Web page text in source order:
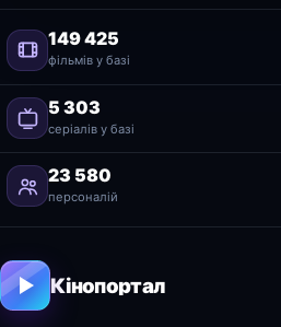
149 425
фільмів у базі
5 303
серіалів у базі
23 580
персоналій
Кінопортал